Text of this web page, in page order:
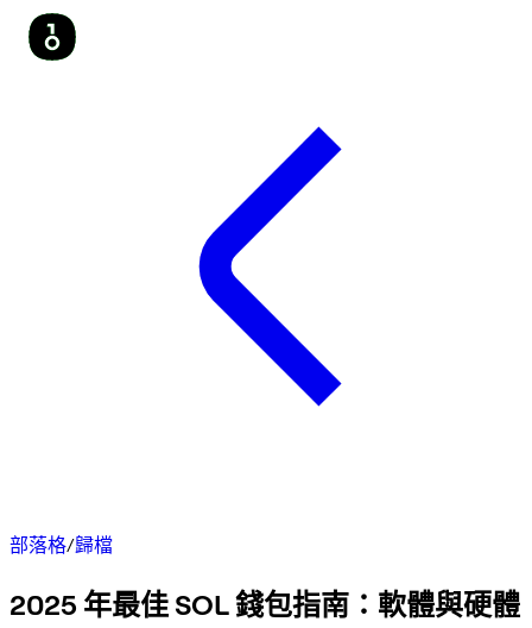
部落格/歸檔
2025 年最佳 SOL 錢包指南：軟體與硬體